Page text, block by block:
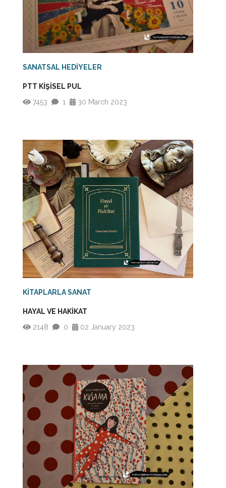
SANATSAL HEDİYELER
PTT KİŞİSEL PUL
7453
1 30 March 2023
KİTAPLARLA SANAT
HAYAL VE HAKİKAT
2148
0 02 January 2023